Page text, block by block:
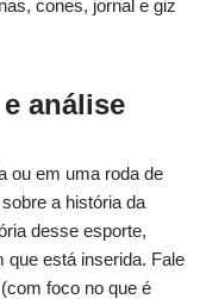
cones, jornal e giz
análise
ou em uma roda de
a história da
desse esporte,
que está inserida. Fale
foco no que é